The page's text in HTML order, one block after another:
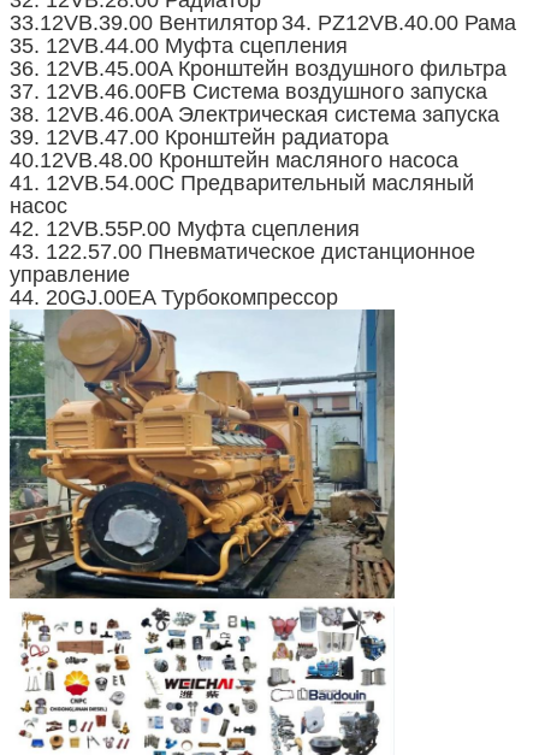
33.12VB.39.00 Вентилятор 34. PZ12VB.40.00 Рама
35. 12VB.44.00 Муфта сцепления
36. 12VB.45.00A Кронштейн воздушного фильтра
37. 12VB.46.00FB Система воздушного запуска
38. 12VB.46.00A Электрическая система запуска
39. 12VB.47.00 Кронштейн радиатора
40.12VB.48.00 Кронштейн масляного насоса
41. 12VB.54.00C Предварительный масляный
насос
42. 12VB.55P.00 Муфта сцепления
43. 122.57.00 Пневматическое дистанционное
управление
44. 20GJ.00EA Турбокомпрессор